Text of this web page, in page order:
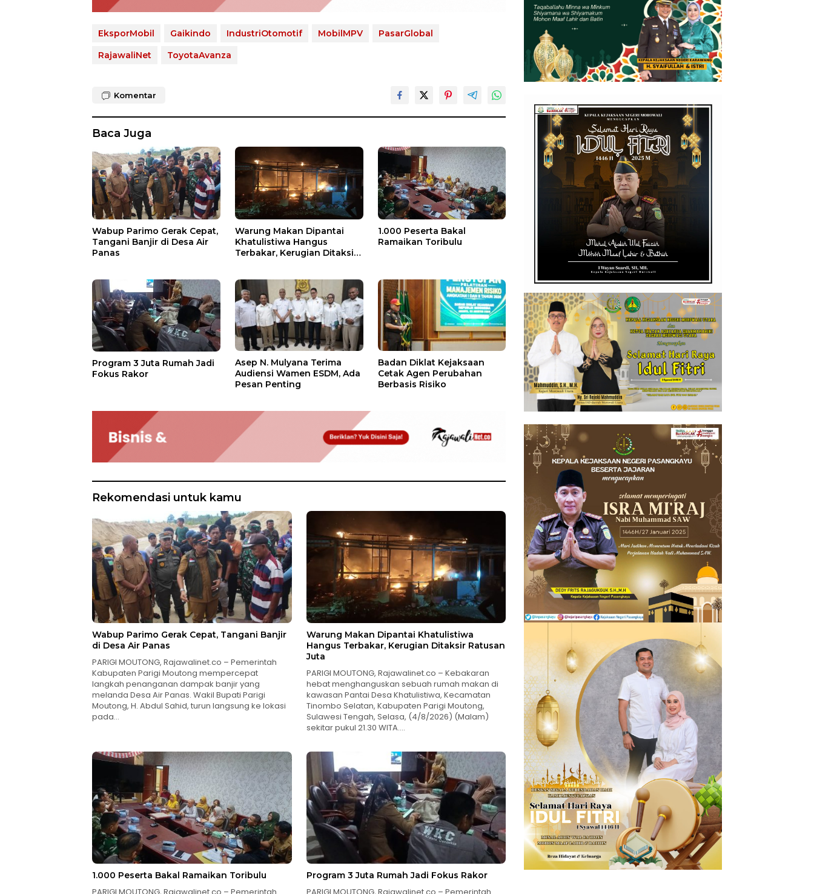
EksporMobil Gaikindo IndustriOtomotif MobilMPV
PasarGlobal
RajawaliNet
ToyotaAvanza
Komentar
Baca Juga
Wabup Parimo Gerak Cepat,
Tangani Banjir di Desa Air
Panas
Warung Makan Dipantai
Khatulistiwa Hangus
Terbakar, Kerugian Ditaksir
1.000 Peserta Bakal
Ramaikan Toribulu
Program 3 Juta Rumah Jadi
Fokus Rakor
Asep N. Mulyana Terima
Audiensi Wamen ESDM, Ada
Pesan Penting
Badan Diklat Kejaksaan
Cetak Agen Perubahan
Berbasis Risiko
Rekomendasi untuk kamu
Wabup Parimo Gerak Cepat, Tangani Banjir
di Desa Air Panas
PARIGI MOUTONG, Rajawalinet.co – Pemerintah
Kabupaten Parigi Moutong mempercepat
langkah penanganan dampak banjir yang
melanda Desa Air Panas. Wakil Bupati Parigi
Moutong, H. Abdul Sahid, turun langsung ke lokasi
pada…
Warung Makan Dipantai Khatulistiwa
Hangus Terbakar, Kerugian Ditaksir Ratusan
Juta
PARIGI MOUTONG, Rajawalinet.co – Kebakaran
hebat menghanguskan sebuah rumah makan di
kawasan Pantai Desa Khatulistiwa, Kecamatan
Tinombo Selatan, Kabupaten Parigi Moutong,
Sulawesi Tengah, Selasa, (4/8/2026) (Malam)
sekitar pukul 21.30 WITA….
1.000 Peserta Bakal Ramaikan Toribulu Program 3 Juta Rumah Jadi Fokus Rakor